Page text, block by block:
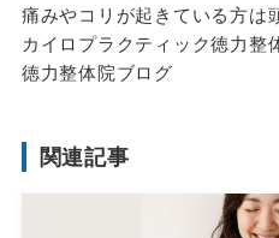
痛みやコリが起きている方は
カイロプラクティック徳力整
徳力整体院ブログ
関連記事